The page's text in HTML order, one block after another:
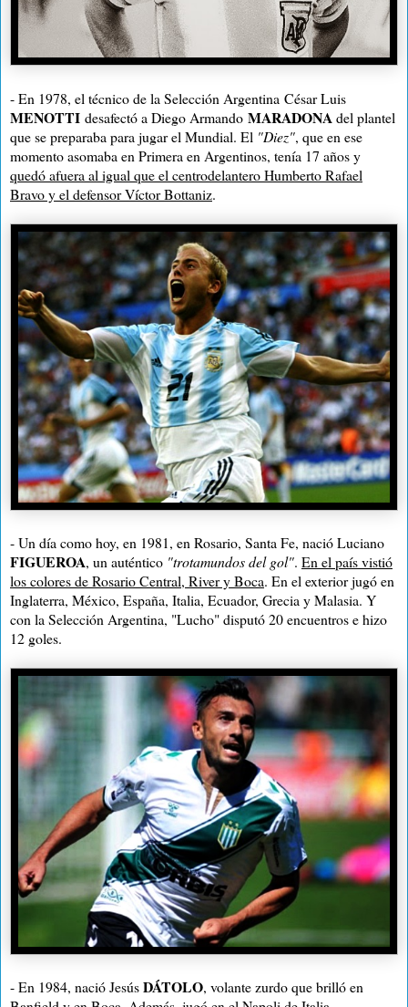
- En 1978, el técnico dela Selección Argentina César Luis
MENOTTI desafectó a Diego Armando MARADONAdel plantel
que se preparaba para jugar el Mundial. El "Diez", que en ese
momento asomaba en Primera en Argentinos, tenía 17 años y
quedó afuera al igual que el centrodelantero Humberto Rafael
Bravo y el defensor Víctor Bottaniz.
- Un día como hoy, en 1981, en Rosario, Santa Fe, nació Luciano
FIGUEROA, un auténtico "trotamundos del gol". En el país vistió
los colores de Rosario Central, River y Boca. En el exterior jugó en
Inglaterra, México, España, Italia, Ecuador, Grecia y Malasia. Y
con la Selección Argentina, "Lucho" disputó 20 encuentros e hizo
12 goles.
- En 1984, nació JesúsDÁTOLO, volante zurdo que brilló en